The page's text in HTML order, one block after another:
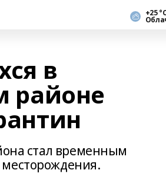
+25
в
районе
стал временным